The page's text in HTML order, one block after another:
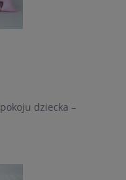
dziecka –